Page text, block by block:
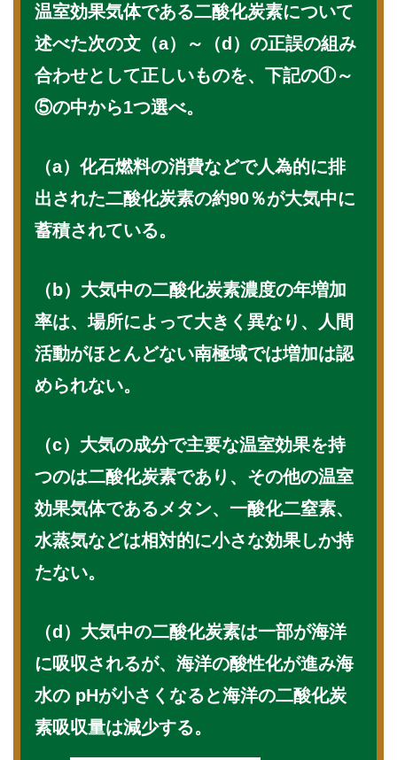
温室効果気体である二酸化炭素について
述べた次の文（a）～（d）の正誤の組み
合わせとして正しいものを、下記の①～
⑤の中から1つ選べ。
（a）化石燃料の消費などで人為的に排
出された二酸化炭素の約90％が大気中に
蓄積されている。
（b）大気中の二酸化炭素濃度の年増加
率は、場所によって大きく異なり、人間
活動がほとんどない南極域では増加は認
められない。
（c）大気の成分で主要な温室効果を持
つのは二酸化炭素であり、その他の温室
効果気体であるメタン、一酸化二窒素、
水蒸気などは相対的に小さな効果しか持
たない。
（d）大気中の二酸化炭素は一部が海洋
に吸収されるが、海洋の酸性化が進み海
水の pHが小さくなると海洋の二酸化炭
素吸収量は減少する。